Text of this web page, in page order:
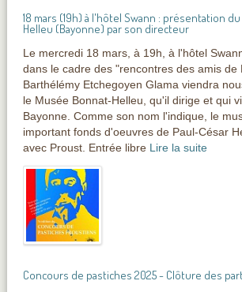
18 mars (19h) à l'hôtel Swann : présentation
Helleu (Bayonne) par son directeur
Le mercredi 18 mars, à 19h, à l'hôtel
dans le cadre des "rencontres des amis de
Barthélémy Etchegoyen Glama viendra
le Musée Bonnat-Helleu, qu'il dirige et qui
Bayonne. Comme son nom l'indique, le
important fonds d'oeuvres de Paul-César
avec Proust. Entrée libre Lire la suite
Concours de pastiches 2025 - Clôture des